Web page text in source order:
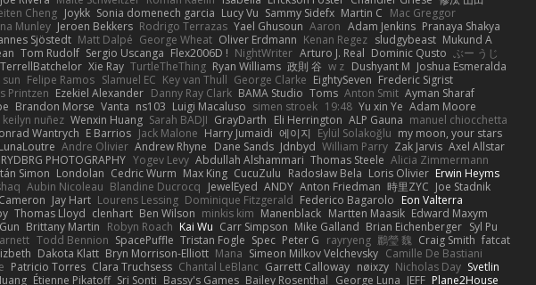
Cheng Joykk Sonia domenech garcia Lucy Vu Sammy Sidefx Martin C Mac Greggor
Munley Jeroen Bekkers Rodrigo Terrazas Yael Ghusoun Aaron Adam Jenkins Pranaya Shakya
Sjöstedt Matt Dalpé George Wheat Oliver Erdmann Kenan Regez sludgybeast Mukund A
Tom Rudolf Sergio Uscanga Flex2006D ! NightWriter Arturo J. Real Dominic Qusto ぶー うじ
Xie Ray TurtleTheThing Ryan Williams 政則 谷 w z Dushyant M Joshua Esmeralda
Felipe Ramos Slamuel EC Key van Thull George Clarke EightySeven Frederic Sigrist
Printzen Ezekiel Alexander Danny Ray Clark BAMA Studio Toms Anton Smit Ayman Sharaf
Brandon Morse Vanta ns103 Luigi Macaluso simen stroek 19:48 Yu xin Ye Adam Moore
keilyn nuñez Wenxin Huang Sarah BADJI GrayDarth Eli Herrington ALP Gauna manuel chiocchetta
Wantrych E Barrios Jack Malone Harry Jumaidi 에이지 Eylül Solakoğlu my moon, your stars
LunaLoutre Andre Olivier Andrew Rhyne Dane Sands Jdnbyd William Parry Zak Jarvis Axel Allstar
RYDBRG PHOTOGRAPHY Yogev Levy Abdullah Alshammari Thomas Steele Alicia Zimmermann
Simon Londolan Cedric Wurm Max King CucuZulu Radosław Bela Loris Olivier Erwin Heyms
Aubin Nicoleau Blandine Ducrocq JewelEyed ANDY Anton Friedman 時里ZYC Joe Stadnik
Jay Hart Lourens Lessing Dominique Fitzgerald Federico Bagarolo Eon Valterra
Thomas Lloyd clenhart Ben Wilson minkis kim Manenblack Martten Maasik Edward Maxym
Brittany Martin Robyn Roach Kai Wu Carr Simpson Mike Galland Brian Eichenberger Syl Pu
Todd Bennion SpacePuffle Tristan Fogle Spec Peter G rayryeng 鸝瑩 魏 Craig Smith fatcat
Dakota Klatt Bryn Morrison-Elliott Mana Simeon Milkov Velchevsky Camille De Bastiani
Patricio Torres Clara Truchsess Chantal LeBlanc Garrett Calloway nøixzy Nicholas Day Svetlin
Étienne Pikatoff Sri Sonti Bassy's Games Bailey Rosenthal George Luna JEFF Plane2House